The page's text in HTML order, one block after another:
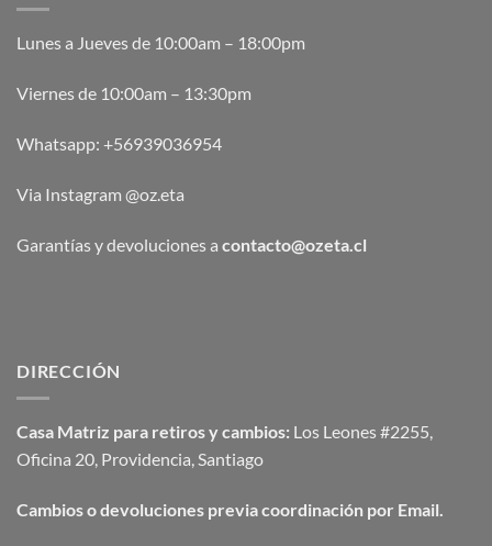
Lunes a Jueves de 10:00am – 18:00pm
Viernes de 10:00am – 13:30pm
Whatsapp: +56939036954
Via Instagram @oz.eta
Garantías y devoluciones a contacto@ozeta.cl
DIRECCIÓN
Casa Matriz para retiros y cambios: Los Leones #2255,
Oficina 20, Providencia, Santiago
Cambios o devoluciones previa coordinación por Email.